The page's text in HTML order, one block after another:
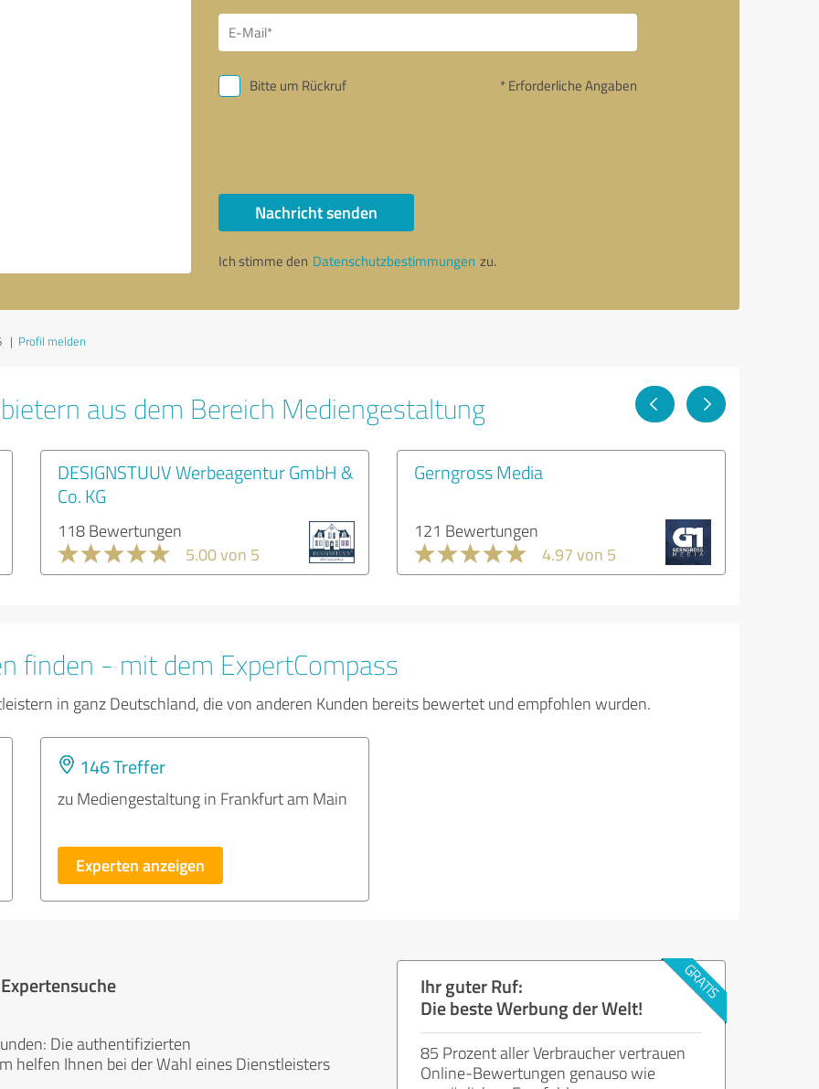
Bitte um Rückruf * Erforderliche Angaben
Nachricht senden
Ich stimme den Datenschutzbestimmungen zu.
| Profil melden
aus dem Bereich Mediengestaltung
DESIGNSTUUV Werbeagentur GmbH &
Co. KG
118 Bewertungen
5.00 von 5
Gerngross Media
121 Bewertungen
4.97 von 5
finden - mit dem ExpertCompass
in ganz Deutschland, die von anderen Kunden bereits bewertet und empfohlen wurden.
146 Treffer
zu Mediengestaltung in Frankfurt am Main
Experten anzeigen
Die authentifizierten
helfen Ihnen bei der Wahl eines Dienstleisters
Ihr guter Ruf:
Die beste Werbung der Welt!
85 Prozent aller Verbraucher vertrauen
Online-Bewertungen genauso wie